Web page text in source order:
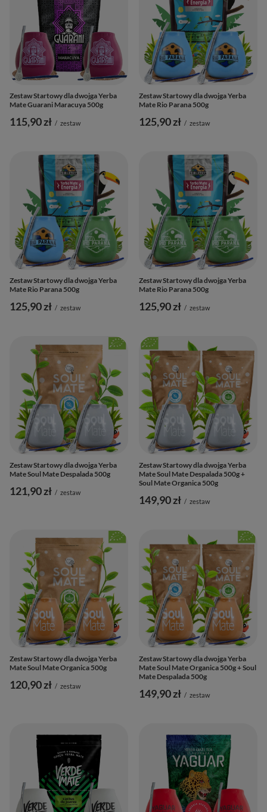
Zestaw Startowy dla dwojga Yerba
Mate Guarani Maracuya 500g
115,90 zł / zestaw
Zestaw Startowy dla dwojga Yerba
Mate Rio Parana 500g
125,90 zł / zestaw
Zestaw Startowy dla dwojga Yerba
Mate Rio Parana 500g
125,90 zł / zestaw
Zestaw Startowy dla dwojga Yerba
Mate Rio Parana 500g
125,90 zł / zestaw
Zestaw Startowy dla dwojga Yerba
Mate Soul Mate Despalada 500g
121,90 zł / zestaw
Zestaw Startowy dla dwojga Yerba
Mate Soul Mate Despalada 500g +
Soul Mate Organica 500g
149,90 zł / zestaw
Zestaw Startowy dla dwojga Yerba
Mate Soul Mate Organica 500g
120,90 zł / zestaw
Zestaw Startowy dla dwojga Yerba
Mate Soul Mate Organica 500g + Soul
Mate Despalada 500g
149,90 zł / zestaw